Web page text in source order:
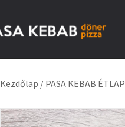
Kezdőlap / PASA KEBAB ÉTLAP